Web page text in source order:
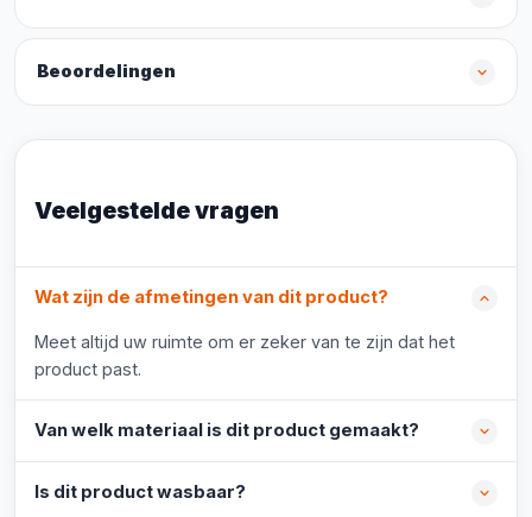
Beoordelingen
Veelgestelde vragen
Wat zijn de afmetingen van dit product?
Meet altijd uw ruimte om er zeker van te zijn dat het
product past.
Van welk materiaal is dit product gemaakt?
Is dit product wasbaar?